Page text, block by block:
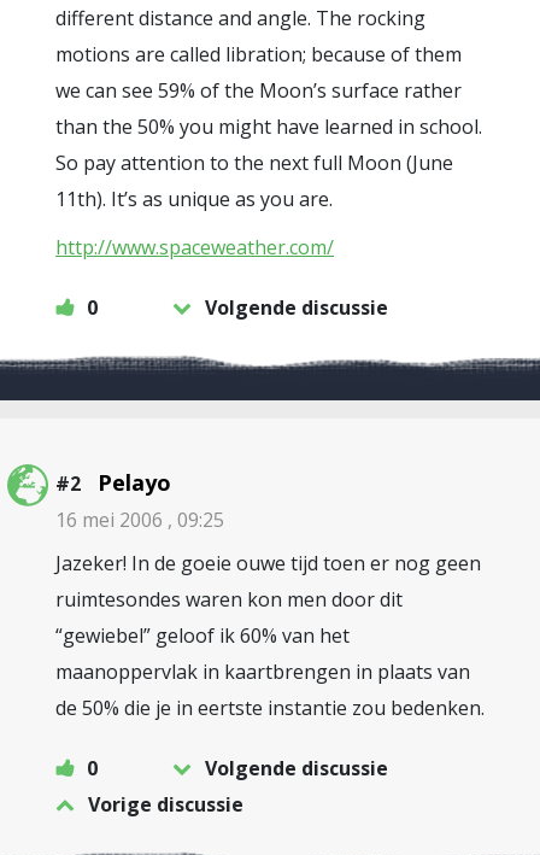
different distance and angle. The rocking
motions are called libration; because of them
we can see 59% of the Moon’s surface rather
than the 50% you might have learned in school.
So pay attention to the next full Moon (June
11th). It’s as unique as you are.
http://www.spaceweather.com/
0 Volgende discussie
#2 Pelayo
16 mei 2006 , 09:25
Jazeker! In de goeie ouwe tijd toen er nog geen
ruimtesondes waren kon men door dit
“gewiebel” geloof ik 60% van het
maanoppervlak in kaartbrengen in plaats van
de 50% die je in eertste instantie zou bedenken.
0
Volgende discussie
Vorige discussie